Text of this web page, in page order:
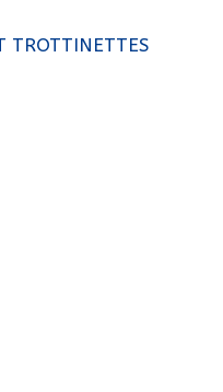
TROTTINETTES